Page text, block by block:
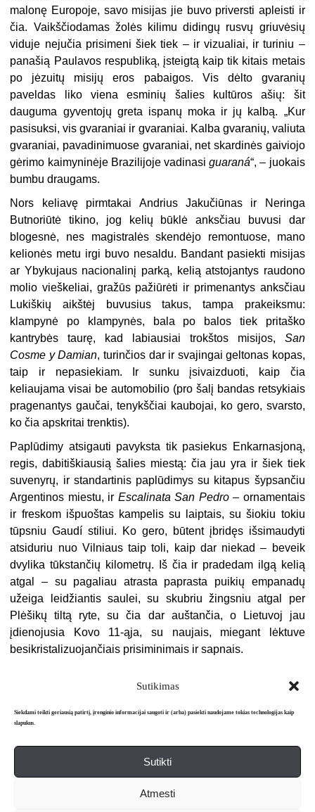
Sutikimas
Siekdami teikti geriausią patirtį, įrenginio informacijai saugoti ir (arba) pasiekti naudojame tokias technologijas kaip
slapukus.
Sutikti
Atmesti
malonę Europoje, savo misijas jie buvo priversti apleisti ir
čia. Vaikščiodamas žolės kilimu didingų rusvų griuvėsių
viduje nejučia prisimeni šiek tiek – ir vizualiai, ir turiniu –
panašią Paulavos respubliką, įsteigtą kaip tik kitais metais
po jėzuitų misijų eros pabaigos. Vis dėlto gvaranių
paveldas liko viena esminių šalies kultūros ašių: šit
dauguma gyventojų greta ispanų moka ir jų kalbą. „Kur
pasisuksi, vis gvaraniai ir gvaraniai. Kalba gvaranių, valiuta
gvaraniai, pavadinimuose gvaraniai, net skardinės gaiviojo
gėrimo kaimyninėje Brazilijoje vadinasiguaraná“, – juokais
bumbu draugams.
Nors keliavę pirmtakai Andrius Jakučiūnas ir Neringa
Butnoriūtė tikino, jog kelių būklė anksčiau buvusi dar
blogesnė, nes magistralės skendėjo remontuose, mano
kelionės metu irgi buvo nesaldu. Bandant pasiekti misijas
ar Ybykujaus nacionalinį parką, kelią atstojantys raudono
molio vieškeliai, gražūs pažiūrėti ir primenantys anksčiau
Lukiškių aikštėj buvusius takus, tampa prakeiksmu:
klampynė po klampynės, bala po balos tiek pritaško
kantrybės taurę, kad labiausiai trokštos misijos, San
Cosme y Damian, turinčios dar ir svajingai geltonas kopas,
taip ir nepasiekiam. Ir sunku įsivaizduoti, kaip čia
keliaujama visai be automobilio (pro šalį bandas retsykiais
pragenantys gaučai, tenykščiai kaubojai, ko gero, svarsto,
ko čia apskritai trenktis).
Paplūdimy atsigauti pavyksta tik pasiekus Enkarnasjoną,
regis, dabitiškiausią šalies miestą: čia jau yra ir šiek tiek
suvenyrų, ir standartinis paplūdimys su kitapus šypsančiu
Argentinos miestu, ir Escalinata San Pedro– ornamentais
ir freskom išpuoštas kampelis su laiptais, su šiokiu tokiu
tūpsniu Gaudí stiliui. Ko gero, būtent įbridęs išsimaudyti
atsiduriu nuo Vilniaus taip toli, kaip dar niekad – beveik
dvylika tūkstančių kilometrų. Iš čia ir pradedam ilgą kelią
atgal – su pagaliau atrasta paprasta puikių empanadų
užeiga leidžiantis saulei, su skubriu žingsniu atgal per
Plėšikų tiltą ryte, su čia dar auštančia, o Lietuvoj jau
įdienojusia Kovo 11-ąja, su naujais, miegant lėktuve
besikristalizuojančiais prisiminimais ir sapnais.